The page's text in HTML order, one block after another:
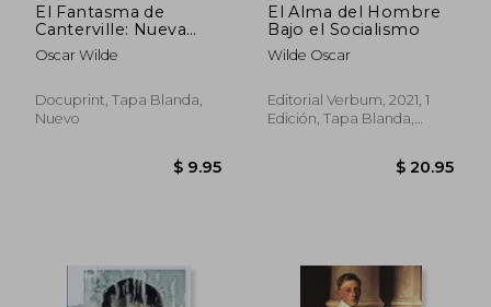
El Fantasma de
Canterville: Nueva
Traducción al Español
Oscar Wilde
Docuprint, Tapa Blanda,
Nuevo
El Alma del Hombre
Bajo el Socialismo
Wilde Oscar
Editorial Verbum, 2021, 1
Edición, Tapa Blanda,